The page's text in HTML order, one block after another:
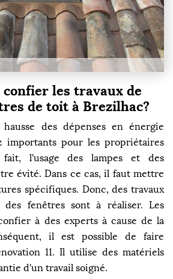
les travaux de
de toit à Brezilhac?
des dépenses en énergie
importants pour les propriétaires
fait, l'usage des lampes et des
évité. Dans ce cas, il faut mettre
spécifiques. Donc, des travaux
fenêtres sont à réaliser. Les
à des experts à cause de la
il est possible de faire
11. Il utilise des matériels
d'un travail soigné.